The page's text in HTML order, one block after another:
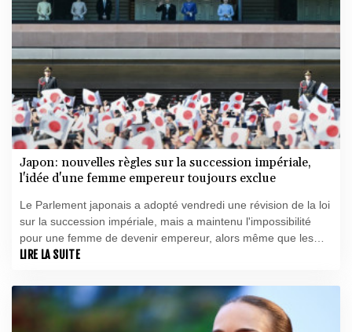
Japon: nouvelles règles sur la succession impériale,
l'idée d'une femme empereur toujours exclue
Le Parlement japonais a adopté vendredi une révision de la loi
sur la succession impériale, mais a maintenu l'impossibilité
pour une femme de devenir empereur, alors même que les
sondages d'opinion suggèrent que l'idée est populaire auprès
LIRE LA SUITE